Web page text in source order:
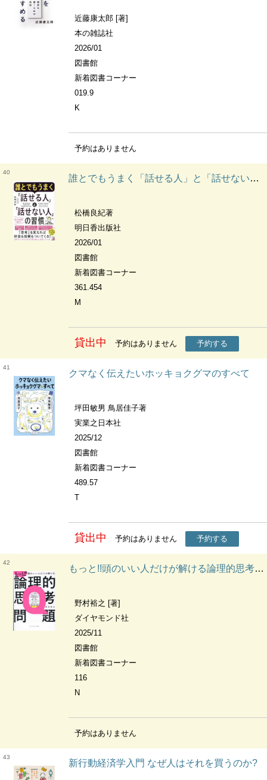
近藤康太郎 [著]
本の雑誌社
2026/01
図書館
新着図書コーナー
019.9
K
予約はありません
40
誰とでもうまく「話せる人」と「話せない人」の習慣
松橋良紀著
明日香出版社
2026/01
図書館
新着図書コーナー
361.454
M
貸出中 予約はありません 予約する
41
クマなく伝えたいホッキョクグマのすべて
坪田敏男 鳥居佳子著
実業之日本社
2025/12
図書館
新着図書コーナー
489.57
T
貸出中 予約はありません 予約する
42
もっと!!頭のいい人だけが解ける論理的思考問題
野村裕之 [著]
ダイヤモンド社
2025/11
図書館
新着図書コーナー
116
N
予約はありません
43
新行動経済学入門 なぜ人はそれを買うのか?